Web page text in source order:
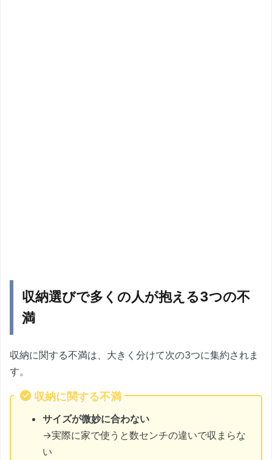
収納選びで多くの人が抱える3つの不
満
収納に関する不満は、大きく分けて次の3つに集約されま
す。
収納に関する不満
サイズが微妙に合わない
→実際に家で使うと数センチの違いで収まらな
い